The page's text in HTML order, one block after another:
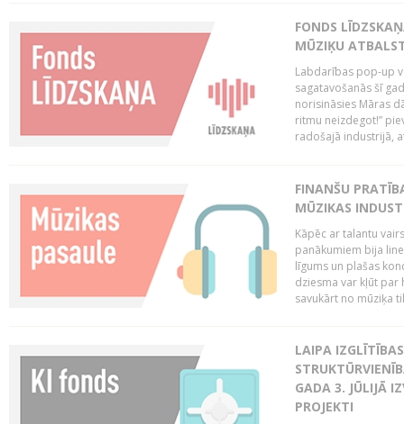
FONDS
MŪZIĶU
Labdarības pop-up
sagatavošanās šī
norisināsies Māras
ritmu neizdegot!”
radošajā industrijā,
FINANŠU
MŪZIKAS
Kāpēc ar talantu
panākumiem bija
līgums un plašas
dziesma var kļūt par
savukārt no mūziķa
LAIPA
GADA 3. JŪLIJĀ
PROJEKTI